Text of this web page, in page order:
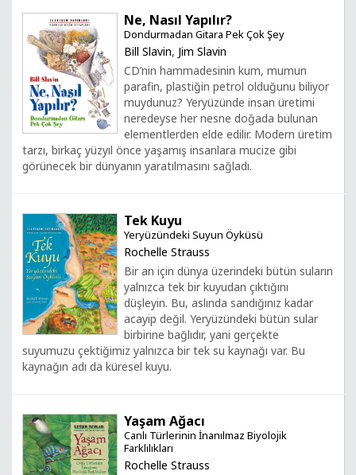
Ne, Nasıl Yapılır?
Dondurmadan Gitara Pek Çok Şey
Bill Slavin, Jim Slavin
CD’nin hammadesinin kum, mumun
parafin, plastiğin petrol olduğunu biliyor
muydunuz? Yeryüzünde insan üretimi
neredeyse her nesne doğada bulunan
elementlerden elde edilir. Modern üretim
tarzı, birkaç yüzyıl önce yaşamış insanlara mucize gibi
görünecek bir dünyanın yaratılmasını sağladı.
Tek Kuyu
Yeryüzündeki Suyun Öyküsü
Rochelle Strauss
Bir an için dünya üzerindeki bütün suların
yalnızca tek bir kuyudan çıktığını
düşleyin. Bu, aslında sandığınız kadar
acayip değil. Yeryüzündeki bütün sular
birbirine bağlıdır, yani gerçekte
suyumuzu çektiğimiz yalnızca bir tek su kaynağı var. Bu
kaynağın adı da küresel kuyu.
Yaşam Ağacı
Canlı Türlerinin İnanılmaz Biyolojik
Farklılıkları
Rochelle Strauss